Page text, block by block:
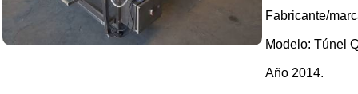
Fabricante/
Modelo: Túnel
Año 2014.